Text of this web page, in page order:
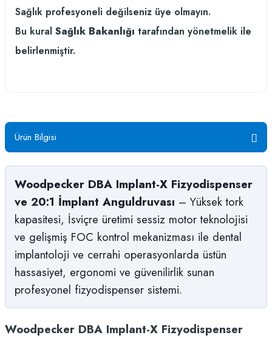
Sağlık profesyoneli değilseniz üye olmayın.
Bu kural Sağlık Bakanlığı tarafından yönetmelik ile
belirlenmiştir.
Ürün Bilgisi
Woodpecker DBA Implant-X Fizyodispenser
ve 20:1 İmplant Anguldruvası – Yüksek tork
kapasitesi, İsviçre üretimi sessiz motor teknolojisi
ve gelişmiş FOC kontrol mekanizması ile dental
implantoloji ve cerrahi operasyonlarda üstün
hassasiyet, ergonomi ve güvenilirlik sunan
profesyonel fizyodispenser sistemi.
Woodpecker DBA Implant-X Fizyodispenser